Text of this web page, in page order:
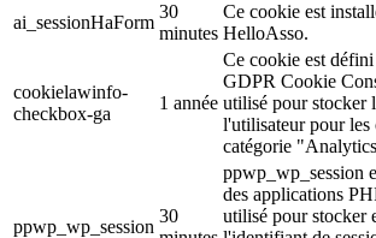
ai_sessionHaForm
30
minutes
Ce cookie est
HelloAsso.
cookielawinfo-
checkbox-ga
1 année
Ce cookie est
GDPR Cookie
utilisé pour stocker
l'utilisateur pour les
catégorie
ppwp_wp_session
30
ppwp_wp_session
des applications
utilisé pour stocker